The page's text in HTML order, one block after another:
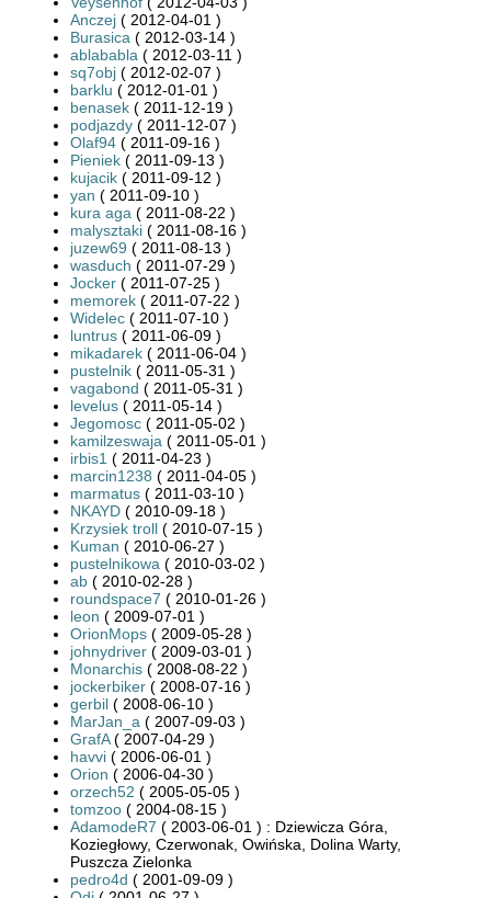
Anczej ( 2012-04-01 )
Burasica ( 2012-03-14 )
ablababla ( 2012-03-11 )
sq7obj ( 2012-02-07 )
barklu ( 2012-01-01 )
benasek ( 2011-12-19 )
podjazdy ( 2011-12-07 )
Olaf94 ( 2011-09-16 )
Pieniek ( 2011-09-13 )
kujacik ( 2011-09-12 )
yan ( 2011-09-10 )
kura aga ( 2011-08-22 )
malysztaki ( 2011-08-16 )
juzew69 ( 2011-08-13 )
wasduch ( 2011-07-29 )
Jocker ( 2011-07-25 )
memorek ( 2011-07-22 )
Widelec ( 2011-07-10 )
luntrus ( 2011-06-09 )
mikadarek ( 2011-06-04 )
pustelnik ( 2011-05-31 )
vagabond ( 2011-05-31 )
levelus ( 2011-05-14 )
Jegomosc ( 2011-05-02 )
kamilzeswaja ( 2011-05-01 )
irbis1 ( 2011-04-23 )
marcin1238 ( 2011-04-05 )
marmatus ( 2011-03-10 )
NKAYD ( 2010-09-18 )
Krzysiek troll ( 2010-07-15 )
Kuman ( 2010-06-27 )
pustelnikowa ( 2010-03-02 )
ab ( 2010-02-28 )
roundspace7 ( 2010-01-26 )
leon ( 2009-07-01 )
OrionMops ( 2009-05-28 )
johnydriver ( 2009-03-01 )
Monarchis ( 2008-08-22 )
jockerbiker ( 2008-07-16 )
gerbil ( 2008-06-10 )
MarJan_a ( 2007-09-03 )
GrafA( 2007-04-29 )
havvi ( 2006-06-01 )
Orion ( 2006-04-30 )
orzech52 ( 2005-05-05 )
tomzoo ( 2004-08-15 )
AdamodeR7 ( 2003-06-01 ) : Dziewicza Góra,
Koziegłowy, Czerwonak, Owińska, Dolina Warty,
Puszcza Zielonka
pedro4d ( 2001-09-09 )